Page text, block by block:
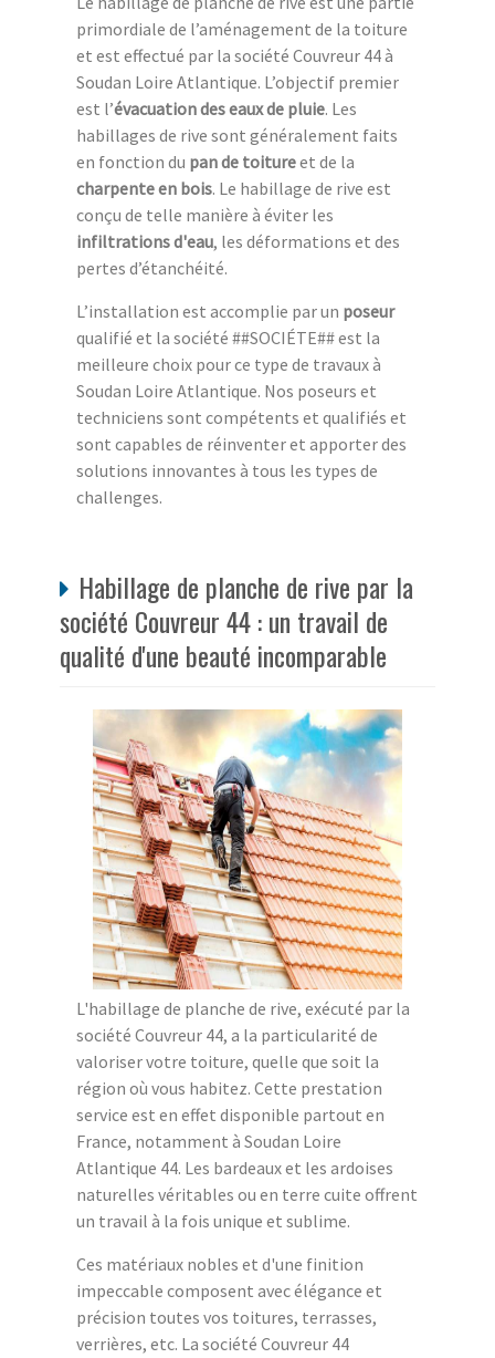
primordiale de l’aménagement de la toiture
et est effectué par la société Couvreur 44 à
Soudan Loire Atlantique. L’objectif premier
est l’évacuation des eaux de pluie. Les
habillages de rive sont généralement faits
en fonction du pan de toitureet de la
charpente en bois. Le habillage de rive est
conçu de telle manière à éviter les
infiltrations d'eau, les déformations et des
pertes d’étanchéité.
L’installation est accomplie par un poseur
qualifié et la société ##SOCIÉTE## est la
meilleure choix pour ce type de travaux à
Soudan Loire Atlantique. Nos poseurs et
techniciens sont compétents et qualifiés et
sont capables de réinventer et apporter des
solutions innovantes à tous les types de
challenges.
Habillage de planche de rive par la
société Couvreur 44 : un travail de
qualité d'une beauté incomparable
L'habillage de planche de rive, exécuté par la
société Couvreur 44, a la particularité de
valoriser votre toiture, quelle que soit la
région où vous habitez. Cette prestation
service est en effet disponible partout en
France, notamment à Soudan Loire
Atlantique 44. Les bardeaux et les ardoises
naturelles véritables ou en terre cuite offrent
un travail à la fois unique et sublime.
Ces matériaux nobles et d'une finition
impeccable composent avec élégance et
précision toutes vos toitures, terrasses,
verrières, etc. La société Couvreur 44